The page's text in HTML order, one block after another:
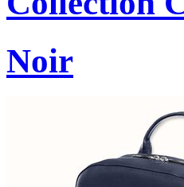
Noir